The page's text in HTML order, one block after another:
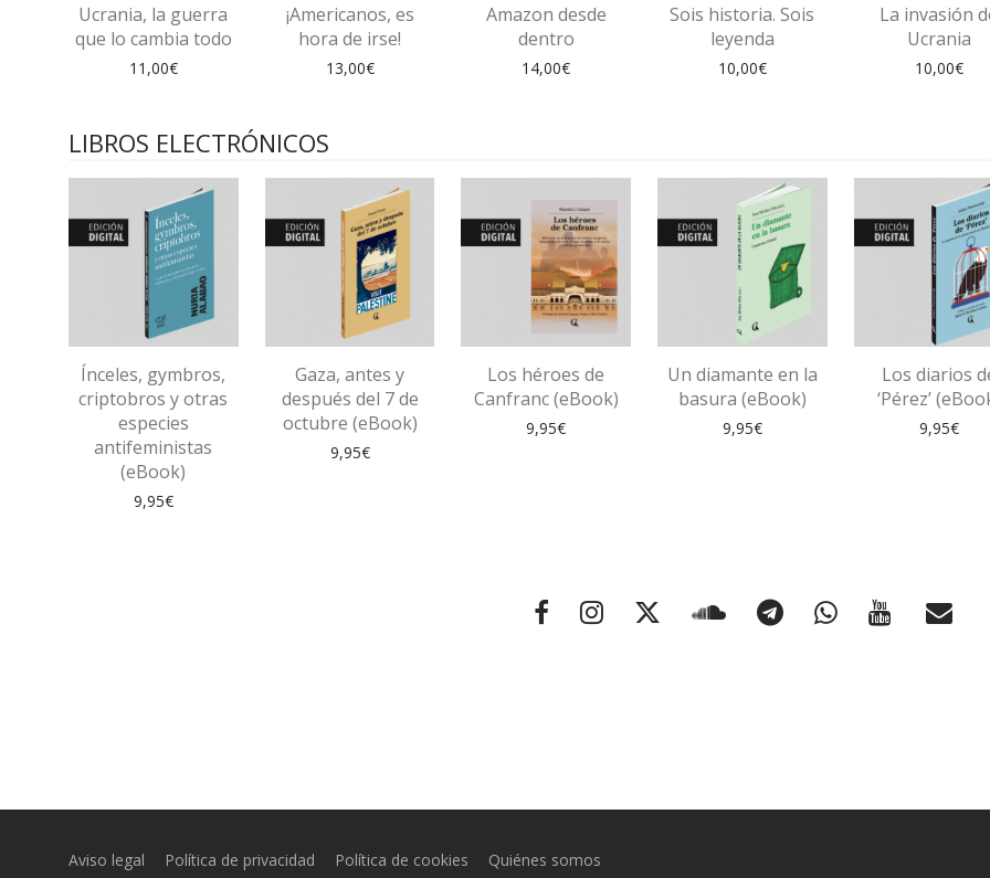
Ucrania, la guerra
que lo cambia todo
11,00€
¡Americanos, es
hora de irse!
13,00€
Amazon desde
dentro
14,00€
Sois historia. Sois
leyenda
10,00€
La invasión
Ucrania
10,00€
LIBROS ELECTRÓNICOS
Ínceles, gymbros,
criptobros y otras
especies
antifeministas
(eBook)
9,95€
Gaza, antes y
después del 7 de
octubre (eBook)
9,95€
Los héroes de
Canfranc (eBook)
9,95€
Un diamante en la
basura (eBook)
9,95€
Los diarios
‘Pérez’
9,95€
Aviso legal Política de privacidad Política de cookies Quiénes somos